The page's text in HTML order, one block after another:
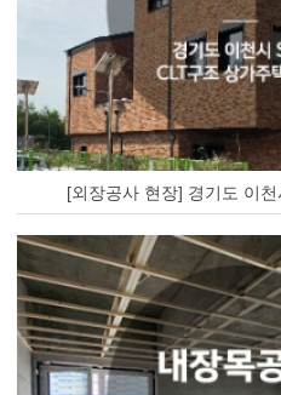
[외장공사 현장] 경기도 이